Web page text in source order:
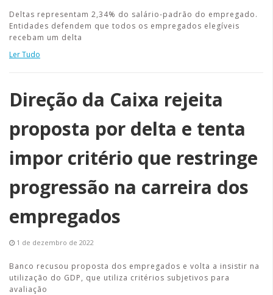
Deltas representam 2,34% do salário-padrão do empregado.
Entidades defendem que todos os empregados elegíveis
recebam um delta
Ler Tudo
Direção da Caixa rejeita
proposta por delta e tenta
impor critério que restringe
progressão na carreira dos
empregados
1 de dezembro de 2022
Banco recusou proposta dos empregados e volta a insistir na
utilização do GDP, que utiliza critérios subjetivos para
avaliação